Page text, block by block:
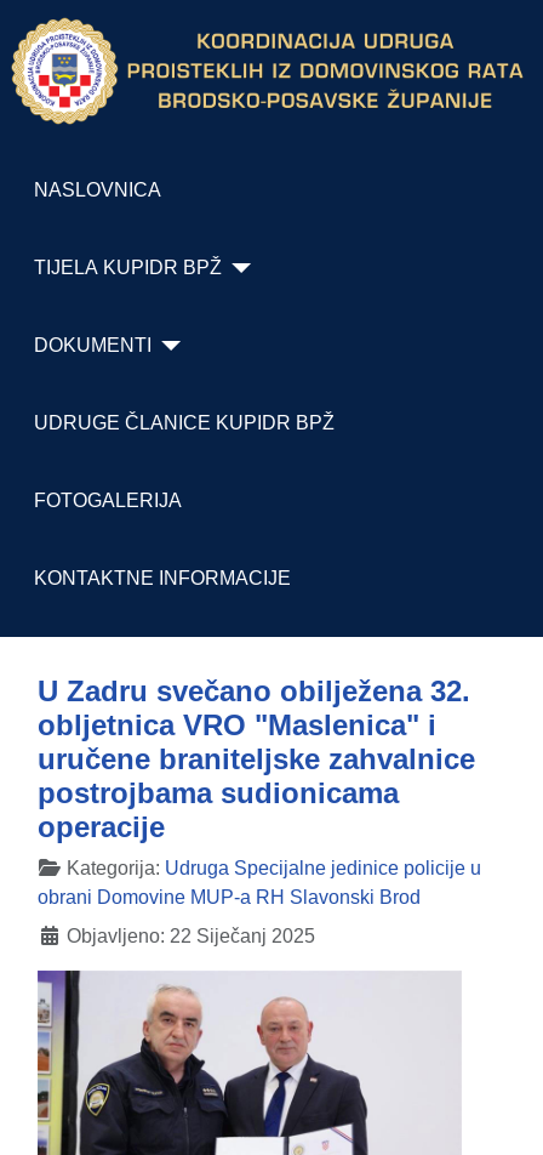
NASLOVNICA
TIJELA KUPIDR BPŽ
DOKUMENTI
UDRUGE ČLANICE KUPIDR BPŽ
FOTOGALERIJA
KONTAKTNE INFORMACIJE
U Zadru svečano obilježena 32.
obljetnica VRO "Maslenica" i
uručene braniteljske zahvalnice
postrojbama sudionicama
operacije
DetaljiKategorija: Udruga Specijalne jedinice policije u
obrani Domovine MUP-a RH Slavonski Brod
Objavljeno: 22 Siječanj 2025